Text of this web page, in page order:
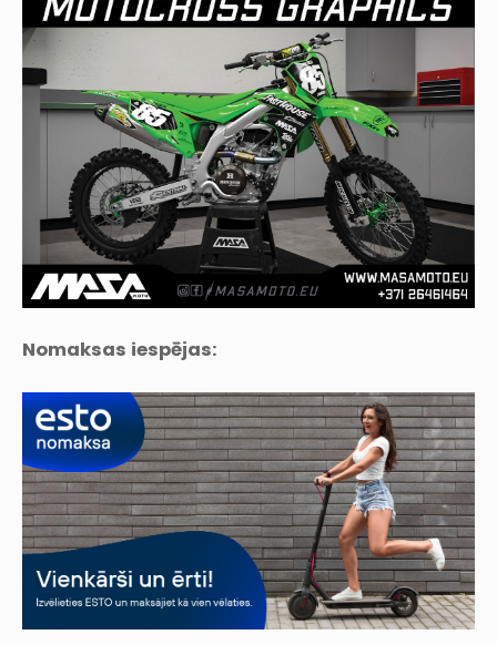
Nomaksas iespējas: